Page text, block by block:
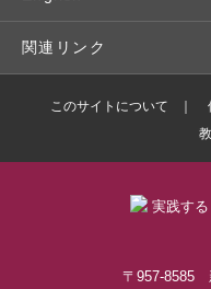
奨学金・特待生（在学生
施設・設備の貸し出し
研究論文
出版物
関連リンク
バドミントン部ブログ
敬和学園高等学校
このサイトについて
〒957-8585